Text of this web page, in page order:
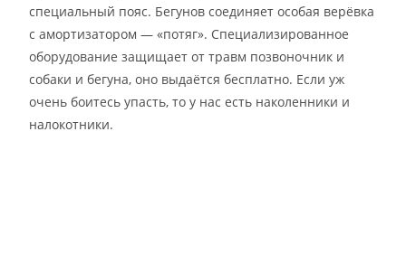
специальный пояс. Бегунов соединяет особая верёвка
с амортизатором — «потяг». Специализированное
оборудование защищает от травм позвоночник и
собаки и бегуна, оно выдаётся бесплатно. Если уж
очень боитесь упасть, то у нас есть наколенники и
налокотники.